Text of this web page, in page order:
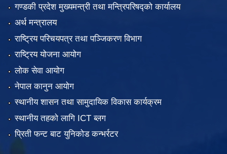
गण्डकी प्रदेश मुख्यमन्त्री तथा मन्त्रिपरिषद्को कार्यालय
अर्थ मन्त्रालय
राष्ट्रिय परिचयपत्र तथा पञ्जिकरण विभाग
राष्ट्रिय योजना आयोग
लोक सेवा आयोग
नेपाल कानुन आयोग
स्थानीय शासन तथा सामुदायिक विकास कार्यक्रम
स्थानीय तहको लागि ICT ब्लग
प्रिती फन्ट बाट युनिकोड कन्भर्रटर